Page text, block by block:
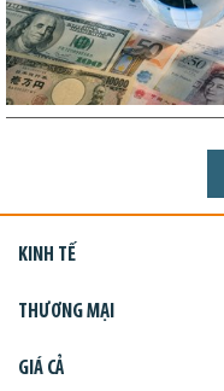
KINH TẾ
THƯƠNG MẠI
GIÁ CẢ